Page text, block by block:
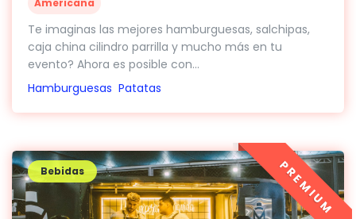
Te imaginas las mejores hamburguesas, salchipas,
caja china cilindro parrilla y mucho más en tu
evento? Ahora es posible con...
Hamburguesas Patatas
Bebidas PREMIUM